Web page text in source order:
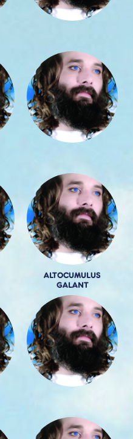
ALTOCUMULUS
GALANT